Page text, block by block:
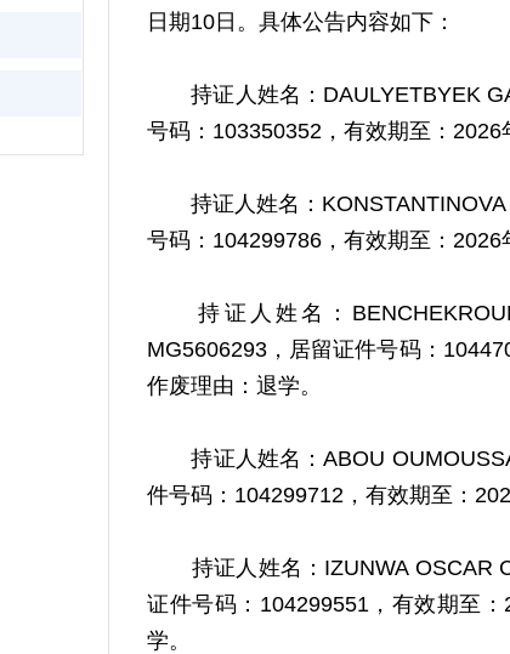
日期10日。具体公告内容如下：
持证人姓名：DAULYETBYEK
号码：103350352，有效期至：2026
持证人姓名：KONSTANTINOVA
号码：104299786，有效期至：2026
持证人姓名：
MG5606293，居留证件号码：
作废理由：退学。
持证人姓名：ABOU OUMOUSSA
件号码：104299712，有效期至：
持证人姓名：IZUNWA OSCAR
证件号码：104299551，有效期至
学。